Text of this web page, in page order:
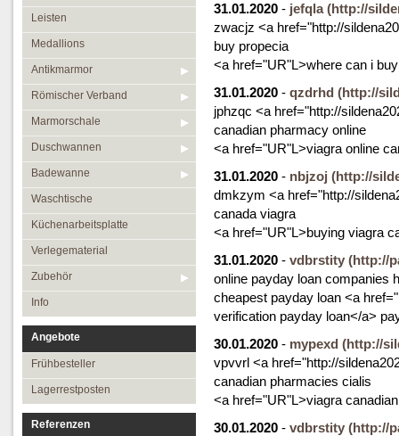
Leisten
Medallions
Antikmarmor
Römischer Verband
Marmorschale
Duschwannen
Badewanne
Waschtische
Küchenarbeitsplatte
Verlegematerial
Zubehör
Info
Angebote
Frühbesteller
Lagerrestposten
Referenzen
31.01.2020 - jefqla (http://
zwacjz <a href="http://
buy propecia
<a href="UR"L>where can i
31.01.2020 - qzdrhd (http://
jphzqc <a href="http://
canadian pharmacy online
<a href="UR"L>viagra online
31.01.2020 - nbjzoj (http://
dmkzym <a href="http://
canada viagra
<a href="UR"L>buying viagra
31.01.2020 - vdbrstity (http://
online payday loan companies
cheapest payday loan <a
verification payday loan</a>
30.01.2020 - mypexd (http://
vpvvrl <a href="http://
canadian pharmacies cialis
<a href="UR"L>viagra
30.01.2020 - vdbrstity (http://